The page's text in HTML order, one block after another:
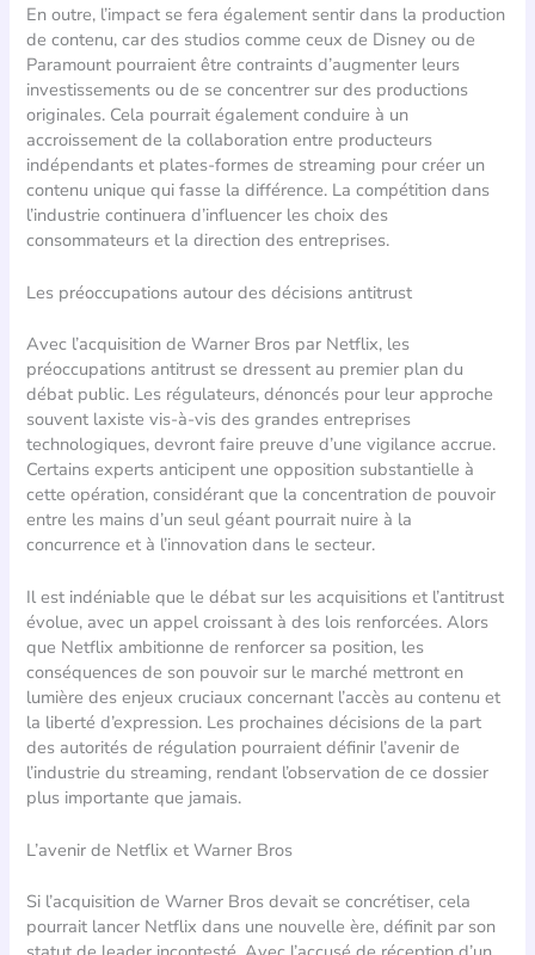
En outre, l’impact se fera également sentir dans la production
de contenu, car des studios comme ceux de Disney ou de
Paramount pourraient être contraints d’augmenter leurs
investissements ou de se concentrer sur des productions
originales. Cela pourrait également conduire à un
accroissement de la collaboration entre producteurs
indépendants et plates-formes de streaming pour créer un
contenu unique qui fasse la différence. La compétition dans
l’industrie continuera d’influencer les choix des
consommateurs et la direction des entreprises.
Les préoccupations autour des décisions antitrust
Avec l’acquisition de Warner Bros par Netflix, les
préoccupations antitrust se dressent au premier plan du
débat public. Les régulateurs, dénoncés pour leur approche
souvent laxiste vis-à-vis des grandes entreprises
technologiques, devront faire preuve d’une vigilance accrue.
Certains experts anticipent une opposition substantielle à
cette opération, considérant que la concentration de pouvoir
entre les mains d’un seul géant pourrait nuire à la
concurrence et à l’innovation dans le secteur.
Il est indéniable que le débat sur les acquisitions et l’antitrust
évolue, avec un appel croissant à des lois renforcées. Alors
que Netflix ambitionne de renforcer sa position, les
conséquences de son pouvoir sur le marché mettront en
lumière des enjeux cruciaux concernant l’accès au contenu et
la liberté d’expression. Les prochaines décisions de la part
des autorités de régulation pourraient définir l’avenir de
l’industrie du streaming, rendant l’observation de ce dossier
plus importante que jamais.
L’avenir de Netflix et Warner Bros
Si l’acquisition de Warner Bros devait se concrétiser, cela
pourrait lancer Netflix dans une nouvelle ère, définit par son